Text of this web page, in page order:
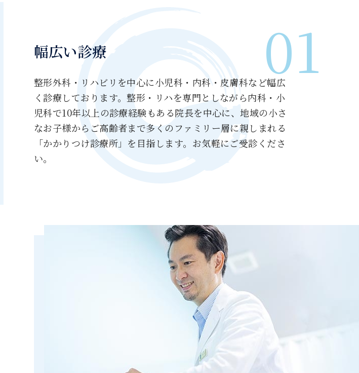
01
幅広い診療
整形外科・リハビリを中心に小児科・内科・皮膚科など幅広
く診療しております。整形・リハを専門としながら内科・小
児科で10年以上の診療経験もある院長を中心に、地域の小さ
なお子様からご高齢者まで多くのファミリー層に親しまれる
「かかりつけ診療所」を目指します。お気軽にご受診くださ
い。